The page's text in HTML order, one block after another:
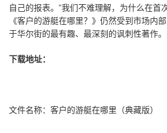
自己的报表。”我们不难理解，为什么在首
《客户的游艇在哪里？》仍然受到市场内
于华尔街的最有趣、最深刻的讽刺性著作。
下载地址：
文件名称：客户的游艇在哪里（典藏版）